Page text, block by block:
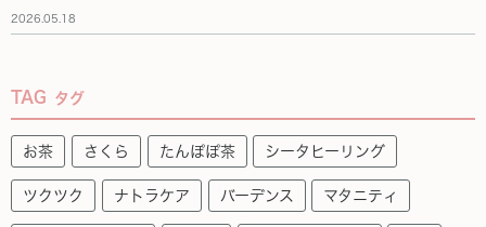
2026.05.18
TAG タグ
お茶 さくら たんぽぽ茶 シータヒーリング
ツクツク ナトラケア バーデンス マタニティ